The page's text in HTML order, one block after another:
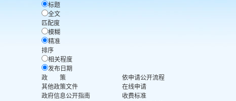
标题
全文
匹配度
模糊
精准
排序
相关程度
发布日期
政 策
其他政策文件
政府信息公开指南
依申请公开流程
在线申请
收费标准